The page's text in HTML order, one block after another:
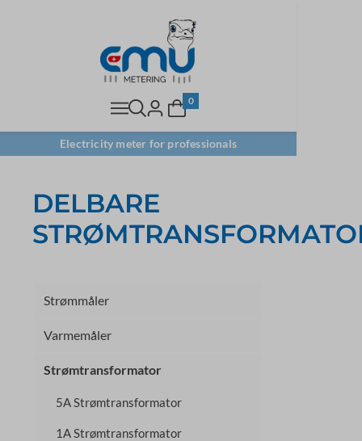
0
Electricity meter for professionals
DELBARE
Strømmåler
Varmemåler
Strømtransformator
5A Strømtransformator
1A Strømtransformator